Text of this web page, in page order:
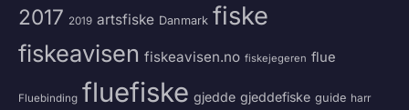
2017 2019 artsfiske Danmark fiske
fiskeavisen fiskeavisen.no fiskejegeren flue
Fluebinding fluefiske gjedde gjeddefiske guide harr